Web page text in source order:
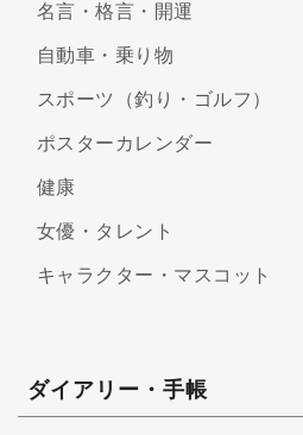
名言・格言・開運
自動車・乗り物
スポーツ（釣り・ゴルフ）
ポスターカレンダー
健康
女優・タレント
キャラクター・マスコット
ダイアリー・手帳